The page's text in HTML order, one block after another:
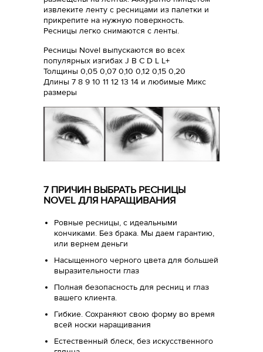
извлеките ленту с ресницами из палетки и
прикрепите на нужную поверхность.
Ресницы легко снимаются с ленты.
Ресницы Novel выпускаются во всех
популярных изгибах J B C D L L+
Толщины 0,05 0,07 0,10 0,12 0,15 0,20
Длины 7 8 9 10 11 12 13 14 и любимые Микс
размеры
7 ПРИЧИН ВЫБРАТЬ РЕСНИЦЫ
NOVEL ДЛЯ НАРАЩИВАНИЯ
Ровные ресницы, с идеальными
кончиками. Без брака. Мы даем гарантию,
или вернем деньги
Насыщенного черного цвета для большей
выразительности глаз
Полная безопасность для ресниц и глаз
вашего клиента.
Гибкие. Сохраняют свою форму во время
всей носки наращивания
Естественный блеск, без искусственного